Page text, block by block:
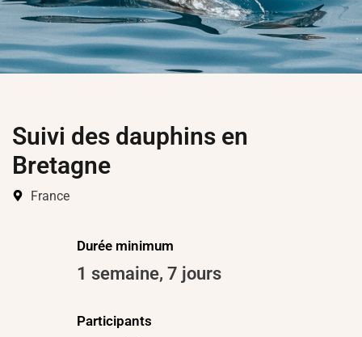
Suivi des dauphins en
Bretagne
France
Durée minimum
1 semaine, 7 jours
Participants